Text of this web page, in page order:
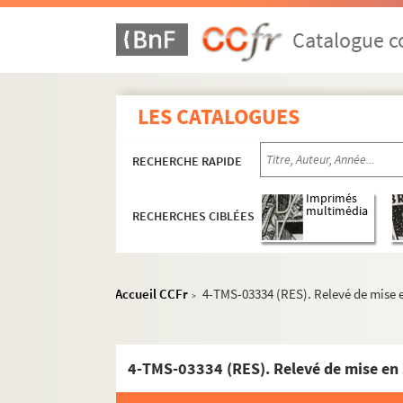
Catalogue
LES CATALOGUES
RECHERCHE RAPIDE
RECHERCHES CIBLÉES
Imprimés
multimédia
Accueil CCFr > 4-TMS-03334 (RES). Relevé de
4-TMS-03334 (RES). Relevé de mise
Jules Mary. Sabre au clair ! : drame en 5
Robert Bodet. Sacré chouchou : vaudeville
Pierre Wolff, André Birabeau. Une sacrée
Gaston Devore. La sacrifiée : pièce en 3
Lucien Descaves, Fernand Nozière. La
Claude-André Puget. Le Saint-Bernard :
André Roussin. La sainte famille : pièce en 3
France Darget. Sainte Odile d'Alsace :
Raymond Queneau. Sally Mara. Adaptation
Henry Bernstein. Samson : pièce en 4 actes.